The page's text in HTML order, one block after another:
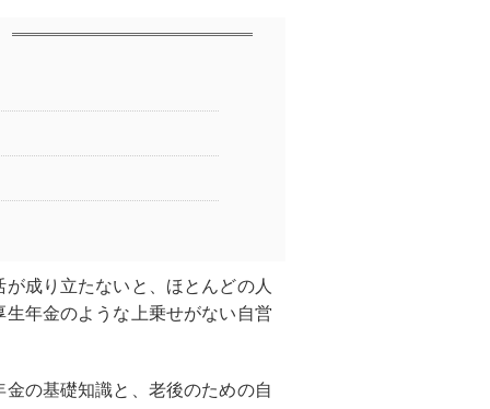
成り立たないと、ほとんどの人
年金のような上乗せがない自営
の基礎知識と、老後のための自